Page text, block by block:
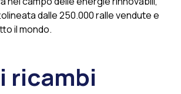
dalle 250.000 ralle vendute e
il mondo.
ricambi